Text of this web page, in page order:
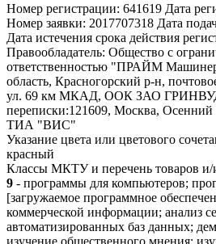
Номер регистрации: 641619 Дата
Номер заявки: 2017707318 Дата
Дата истечения срока действия
Правообладатель: Общество с
ответственностью "ПРАЙМ
область, Красногорский р-н,
ул. 69 км МКАД, ООК ЗАО
переписки:121609, Москва, Осенний
ТИА "ВИС"
Указание цвета или цветового
красный
Классы МКТУ и перечень товаров и/
9 - программы для компьютеров;
[загружаемое программное
коммерческой информации; анализ
автоматизированных баз данных;
изучение общественного мнения;